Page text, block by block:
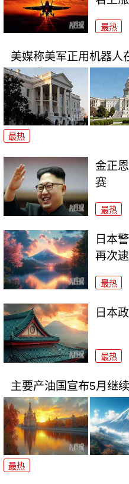
最热
美媒称美军正用机器人
最热
金正
赛
最热
日本
再次
最热
日本
最热
主要产油国宣布5月继
最热